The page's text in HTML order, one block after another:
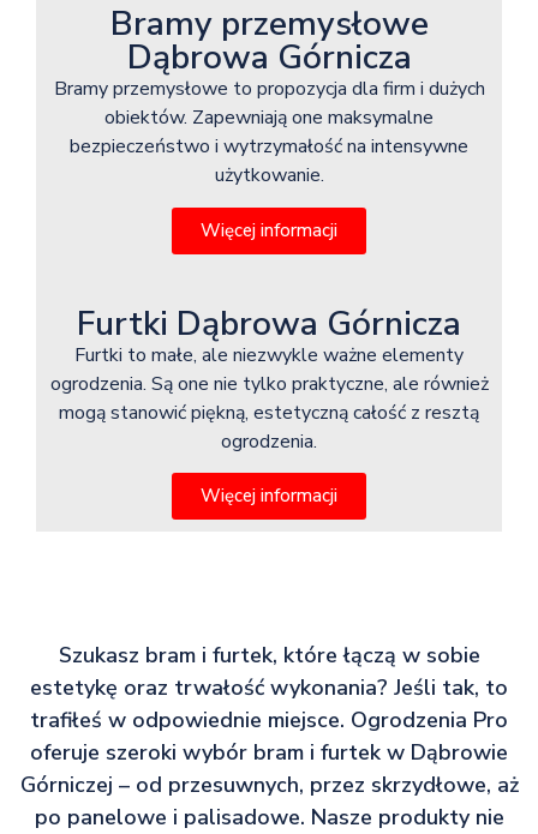
Bramy przemysłowe
Dąbrowa Górnicza
Bramy przemysłowe to propozycja dla firm i dużych
obiektów. Zapewniają one maksymalne
bezpieczeństwo i wytrzymałość na intensywne
użytkowanie.
Więcej informacji
Furtki Dąbrowa Górnicza
Furtki to małe, ale niezwykle ważne elementy
ogrodzenia. Są one nie tylko praktyczne, ale również
mogą stanowić piękną, estetyczną całość z resztą
ogrodzenia.
Więcej informacji
Szukasz bram i furtek, które łączą w sobie
estetykę oraz trwałość wykonania? Jeśli tak, to
trafiłeś w odpowiednie miejsce. Ogrodzenia Pro
oferuje szeroki wybór bram i furtek w Dąbrowie
Górniczej – od przesuwnych, przez skrzydłowe, aż
po panelowe i palisadowe. Nasze produkty nie